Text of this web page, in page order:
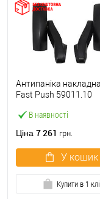
В наявності
Антипаніка
Fast Push 59011.10
штанги
Ціна 7 261 грн.
У кошик
Купити в 1